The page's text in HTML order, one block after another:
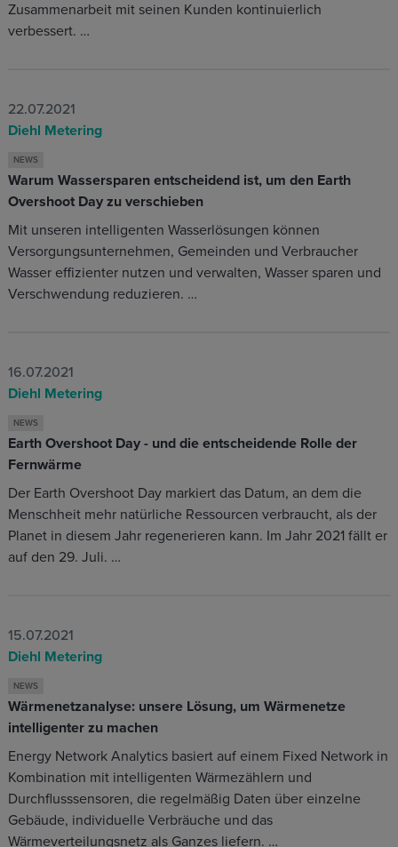
Zusammenarbeit mit seinen Kunden kontinuierlich
verbessert. …
22.07.2021
Diehl Metering
NEWS
Warum Wassersparen entscheidend ist, um den Earth
Overshoot Day zu verschieben
Mit unseren intelligenten Wasserlösungen können
Versorgungsunternehmen, Gemeinden und Verbraucher
Wasser effizienter nutzen und verwalten, Wasser sparen und
Verschwendung reduzieren. …
16.07.2021
Diehl Metering
NEWS
Earth Overshoot Day - und die entscheidende Rolle der
Fernwärme
Der Earth Overshoot Day markiert das Datum, an dem die
Menschheit mehr natürliche Ressourcen verbraucht, als der
Planet in diesem Jahr regenerieren kann. Im Jahr 2021 fällt er
auf den 29. Juli. …
15.07.2021
Diehl Metering
NEWS
Wärmenetzanalyse: unsere Lösung, um Wärmenetze
intelligenter zu machen
Energy Network Analytics basiert auf einem Fixed Network in
Kombination mit intelligenten Wärmezählern und
Durchflusssensoren, die regelmäßig Daten über einzelne
Gebäude, individuelle Verbräuche und das
Wärmeverteilungsnetz als Ganzes liefern. …